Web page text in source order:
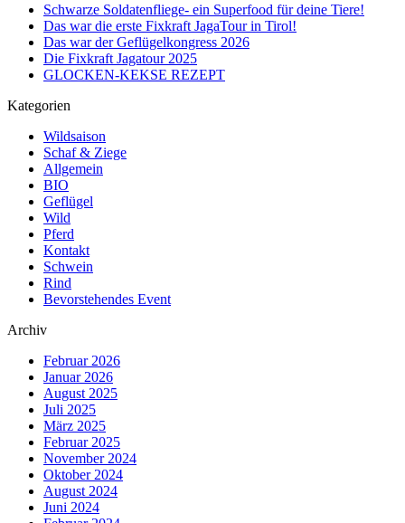
Schwarze Soldatenfliege- ein Superfood für deine Tiere!
Das war die erste Fixkraft JagaTour in Tirol!
Das war der Geflügelkongress 2026
Die Fixkraft Jagatour 2025
GLOCKEN-KEKSE REZEPT
Kategorien
Wildsaison
Schaf & Ziege
Allgemein
BIO
Geflügel
Wild
Pferd
Kontakt
Schwein
Rind
Bevorstehendes Event
Archiv
Februar 2026
Januar 2026
August 2025
Juli 2025
März 2025
Februar 2025
November 2024
Oktober 2024
August 2024
Juni 2024